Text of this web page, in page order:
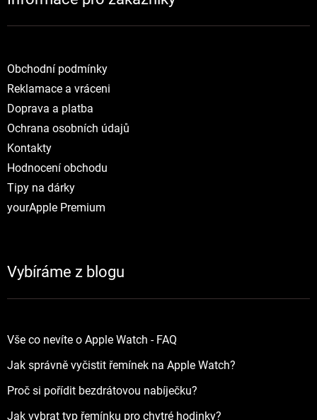
Obchodní podmínky
Reklamace a vráceni
Doprava a platba
Ochrana osobních údajů
Kontakty
Hodnocení obchodu
Tipy na dárky
yourApple Premium
Vybíráme z blogu
Vše co nevíte o Apple Watch - FAQ
Jak správně vyčistit řemínek na Apple Watch?
Proč si pořídit bezdrátovou nabíječku?
Jak vybrat typ řemínku pro chytré hodinky?